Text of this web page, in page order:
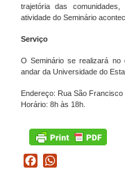
trajetória das
atividade do Seminário
Serviço
O Seminário se realizará no
andar da Universidade do
Endereço: Rua São
Horário: 8h às 18h.
Facebook